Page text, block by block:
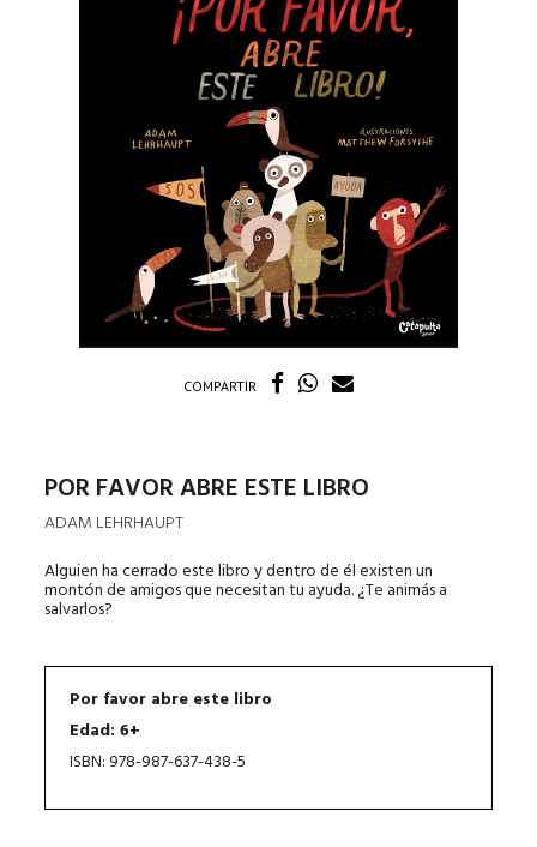
COMPARTIR
POR FAVOR ABRE ESTE LIBRO
ADAM LEHRHAUPT
Alguien ha cerrado este libro y dentro de él existen un
montón de amigos que necesitan tu ayuda. ¿Te animás a
salvarlos?
Por favor abre este libro
Edad: 6+
ISBN: 978-987-637-438-5